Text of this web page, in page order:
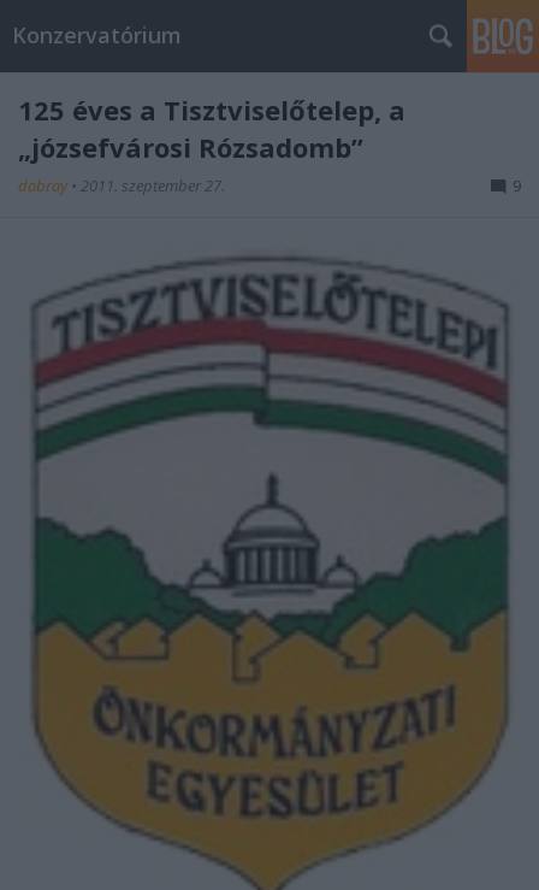
Konzervatórium
125 éves a Tisztviselőtelep, a
„józsefvárosi Rózsadomb”
dobray • 2011. szeptember 27. 9